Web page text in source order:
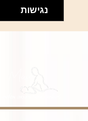
נגישות